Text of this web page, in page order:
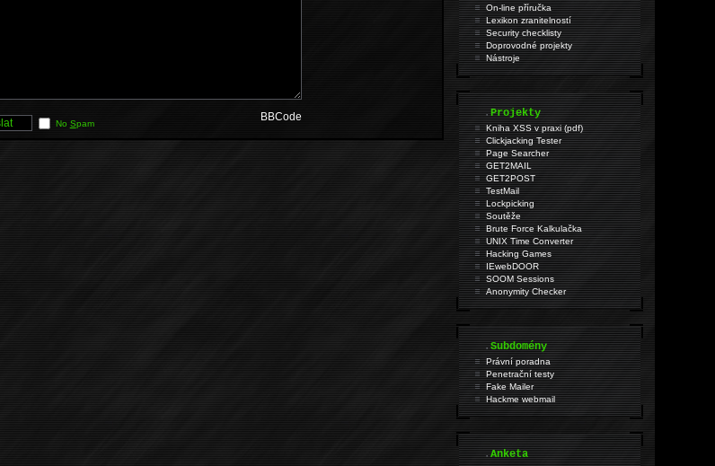
No Spam
BBCode
On-line příručka
Lexikon zranitelností
Security checklisty
Doprovodné projekty
Nástroje
.Projekty
Kniha XSS v praxi (pdf)
Clickjacking Tester
Page Searcher
GET2MAIL
GET2POST
TestMail
Lockpicking
Soutěže
Brute Force Kalkulačka
UNIX Time Converter
Hacking Games
IEwebDOOR
SOOM Sessions
Anonymity Checker
.Subdomény
Právní poradna
Penetrační testy
Fake Mailer
Hackme webmail
.Anketa